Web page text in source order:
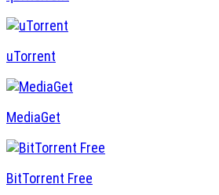
uTorrent
MediaGet
BitTorrent Free